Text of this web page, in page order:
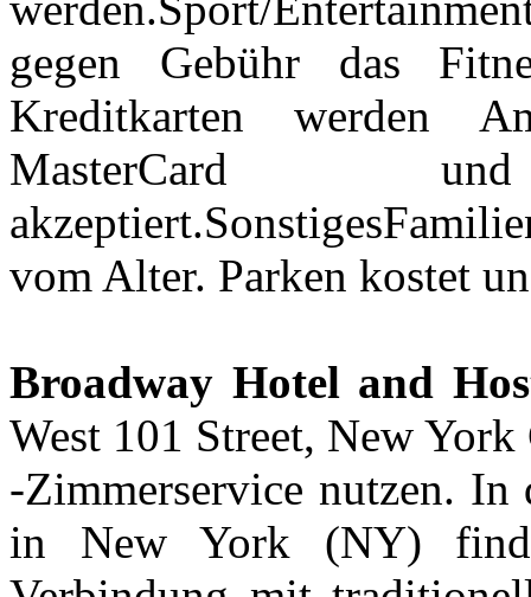
gegen Gebühr das
Kreditkarten werden
MasterCard
vom Alter. Parken kostet
Broadway Hotel and
West 101 Street, New
-Zimmerservice nutzen. In
in New York (NY)